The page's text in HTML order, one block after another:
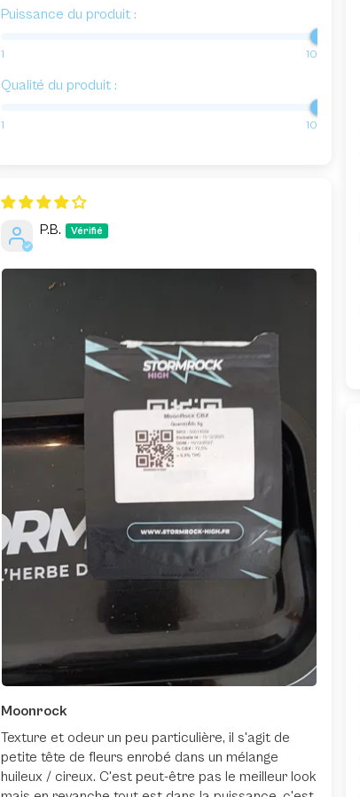
Puissance du produit :
1 10
Qualité du produit :
1 10
P.B.
Moonrock
Texture et odeur un peu particulière, il s'agit de
petite tête de fleurs enrobé dans un mélange
huileux / cireux. C'est peut-être pas le meilleur look